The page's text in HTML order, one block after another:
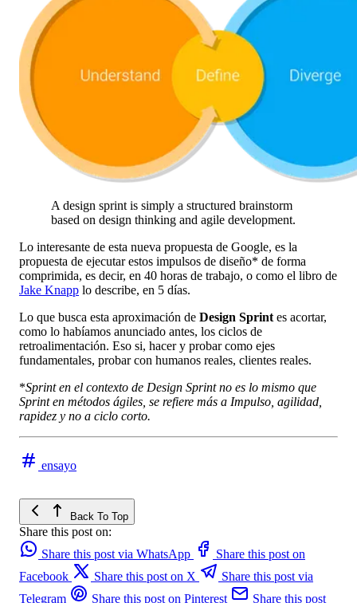
A design sprint is simply a structured brainstorm
based on design thinking and agile development.
Lo interesante de esta nueva propuesta de Google, es la
propuesta de ejecutar estos impulsos de diseño* de forma
comprimida, es decir, en 40 horas de trabajo, o como el libro de
Jake Knapp lo describe, en 5 días.
Lo que busca esta aproximación de Design Sprint es acortar,
como lo habíamos anunciado antes, los ciclos de
retroalimentación. Eso si, hacer y probar como ejes
fundamentales, probar con humanos reales, clientes reales.
*Sprint en el contexto de Design Sprint no es lo mismo que
Sprint en métodos ágiles, se refiere más a Impulso, agilidad,
rapidez y no a ciclo corto.
ensayo
Back To Top
Share this post on:
Share this post via WhatsApp
Share this post on
Facebook
Share this post on X
Share this post via
Telegram
Share this post on Pinterest
Share this post